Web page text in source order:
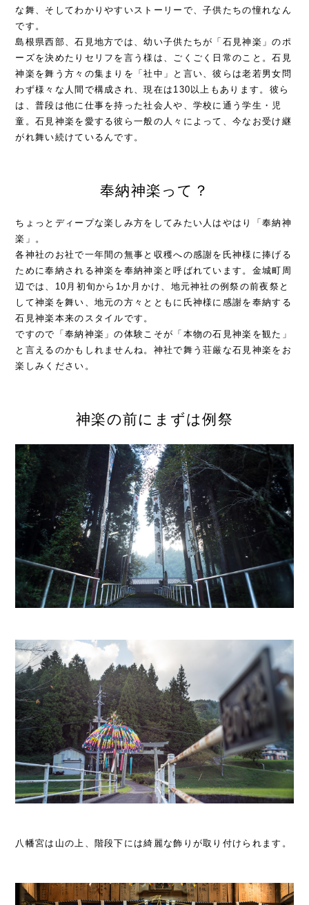
な舞、そしてわかりやすいストーリーで、子供たちの憧れなん
です。
島根県西部、石見地方では、幼い子供たちが「石見神楽」のポ
ーズを決めたりセリフを言う様は、ごくごく日常のこと。石見
神楽を舞う方々の集まりを「社中」と言い、彼らは老若男女問
わず様々な人間で構成され、現在は130以上もあります。彼ら
は、普段は他に仕事を持った社会人や、学校に通う学生・児
童。石見神楽を愛する彼ら一般の人々によって、今なお受け継
がれ舞い続けているんです。
奉納神楽って？
ちょっとディープな楽しみ方をしてみたい人はやはり「奉納神
楽」。
各神社のお社で一年間の無事と収穫への感謝を氏神様に捧げる
ために奉納される神楽を奉納神楽と呼ばれています。金城町周
辺では、10月初旬から1か月かけ、地元神社の例祭の前夜祭と
して神楽を舞い、地元の方々とともに氏神様に感謝を奉納する
石見神楽本来のスタイルです。
ですので「奉納神楽」の体験こそが「本物の石見神楽を観た」
と言えるのかもしれませんね。神社で舞う荘厳な石見神楽をお
楽しみください。
神楽の前にまずは例祭
八幡宮は山の上、階段下には綺麗な飾りが取り付けられます。